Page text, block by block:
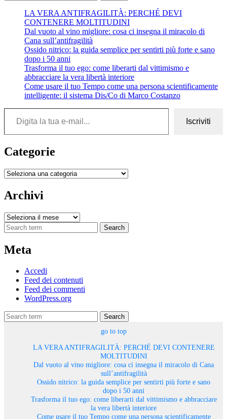
LA VERA ANTIFRAGILITÀ: PERCHÉ DEVI
CONTENERE MOLTITUDINI
Dal vuoto al vino migliore: cosa ci insegna il miracolo di
Cana sull’antifragilità
Ossido nitrico: la guida semplice per sentirti più forte e sano
dopo i 50 anni
Trasforma il tuo ego: come liberarti dal vittimismo e
abbracciare la vera libertà interiore
Come usare il tuo Tempo come una persona scientificamente
intelligente: il sistema Dis/Co di Marco Costanzo
Digita la tua e-mail...
Iscriviti
Categorie
Categorie
Archivi
Archivi
Search
Meta
Accedi
Feed dei contenuti
Feed dei commenti
WordPress.org
Search
go to top
LA VERA ANTIFRAGILITÀ: PERCHÉ DEVI CONTENERE
MOLTITUDINI
Dal vuoto al vino migliore: cosa ci insegna il miracolo di Cana
sull’antifragilità
Ossido nitrico: la guida semplice per sentirti più forte e sano
dopo i 50 anni
Trasforma il tuo ego: come liberarti dal vittimismo e abbracciare
la vera libertà interiore
Come usare il tuo Tempo come una persona scientificamente